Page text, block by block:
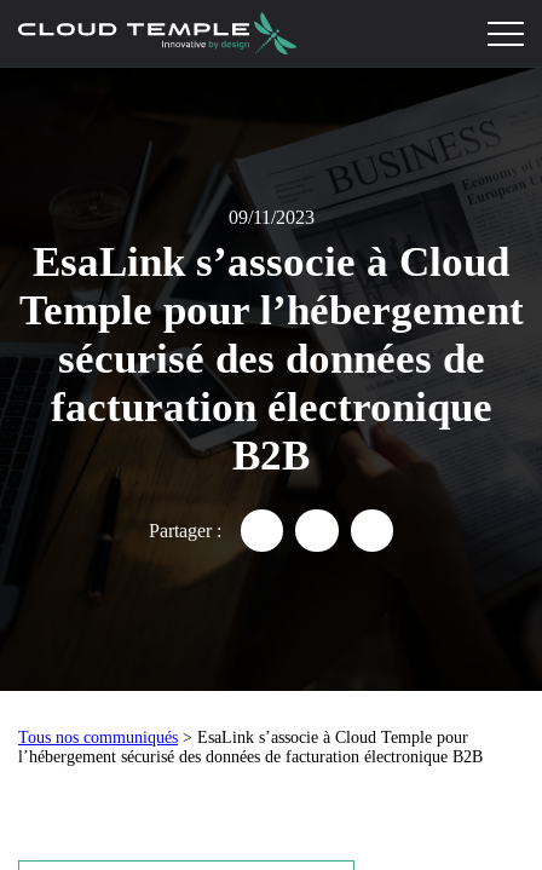
09/11/2023
EsaLink s’associe à Cloud
Temple pour l’hébergement
sécurisé des données de
facturation électronique
B2B
Partager : Partager "EsaLink
Partager "EsaLink
Partager
Tous nos communiqués > EsaLink s’associe à Cloud Temple pour
l’hébergement sécurisé des données de facturation électronique B2B